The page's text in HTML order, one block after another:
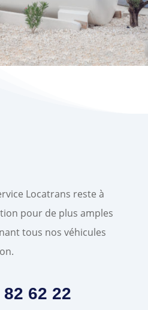
Locatrans reste à
pour de plus amples
tous nos véhicules
62 22